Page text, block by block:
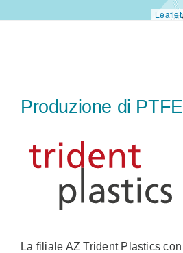
Leaflet
Produzione di
La filiale AZ Trident Plastics